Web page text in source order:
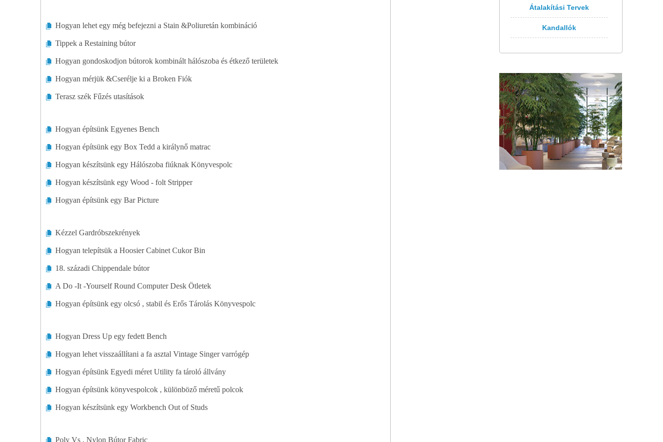
Hogyan lehet egy még befejezni a Stain &Poliuretán kombináció
Tippek a Restaining bútor
Hogyan gondoskodjon bútorok kombinált hálószoba és étkező területek
Hogyan mérjük &Cserélje ki a Broken Fiók
Terasz szék Fűzés utasítások
Hogyan építsünk Egyenes Bench
Hogyan építsünk egy Box Tedd a királynő matrac
Hogyan készítsünk egy Hálószoba fiúknak Könyvespolc
Hogyan készítsünk egy Wood - folt Stripper
Hogyan építsünk egy Bar Picture
Kézzel Gardróbszekrények
Hogyan telepítsük a Hoosier Cabinet Cukor Bin
18. századi Chippendale bútor
A Do -It -Yourself Round Computer Desk Ötletek
Hogyan építsünk egy olcsó , stabil és Erős Tárolás Könyvespolc
Hogyan Dress Up egy fedett Bench
Hogyan lehet visszaállítani a fa asztal Vintage Singer varrógép
Hogyan építsünk Egyedi méret Utility fa tároló állvány
Hogyan építsünk könyvespolcok , különböző méretű polcok
Hogyan készítsünk egy Workbench Out of Studs
Poly Vs . Nylon Bútor Fabric
Átalakítási Tervek
Kandallók